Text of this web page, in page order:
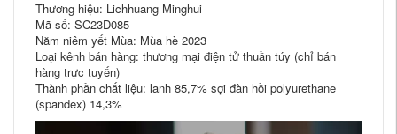
Thương hiệu: Lichhuang Minghui
Mã số: SC23D085
Năm niêm yết Mùa: Mùa hè 2023
Loại kênh bán hàng: thương mại điện tử thuần túy (chỉ bán
hàng trực tuyến)
Thành phần chất liệu: lanh 85,7% sợi đàn hồi polyurethane
(spandex) 14,3%